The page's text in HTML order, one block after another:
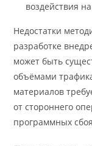
воздействия
Недостатки
разработке
может быть
объёмами
материалов
от стороннего
программных